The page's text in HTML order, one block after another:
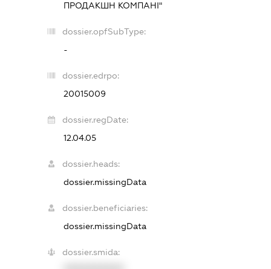
ПРОДАКШН КОМПАНІ"
dossier.opfSubType:
-
dossier.edrpo:
20015009
dossier.regDate:
12.04.05
dossier.heads:
dossier.missingData
dossier.beneficiaries:
dossier.missingData
dossier.smida: